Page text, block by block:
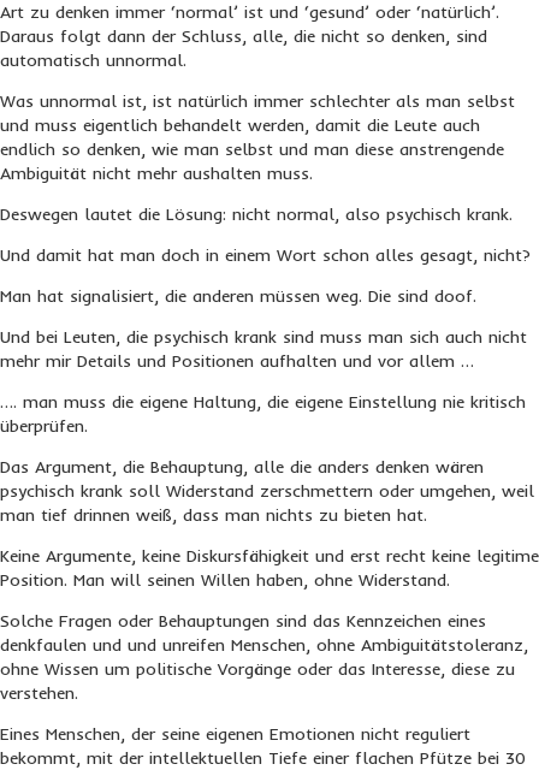
Art zu denken immer ‘normal’ ist und ‘gesund’ oder ‘natürlich’.
Daraus folgt dann der Schluss, alle, die nicht so denken, sind
automatisch unnormal.
Was unnormal ist, ist natürlich immer schlechter als man selbst
und muss eigentlich behandelt werden, damit die Leute auch
endlich so denken, wie man selbst und man diese anstrengende
Ambiguität nicht mehr aushalten muss.
Deswegen lautet die Lösung: nicht normal, also psychisch krank.
Und damit hat man doch in einem Wort schon alles gesagt, nicht?
Man hat signalisiert, die anderen müssen weg. Die sind doof.
Und bei Leuten, die psychisch krank sind muss man sich auch nicht
mehr mir Details und Positionen aufhalten und vor allem …
…. man muss die eigene Haltung, die eigene Einstellung nie kritisch
überprüfen.
Das Argument, die Behauptung, alle die anders denken wären
psychisch krank soll Widerstand zerschmettern oder umgehen, weil
man tief drinnen weiß, dass man nichts zu bieten hat.
Keine Argumente, keine Diskursfähigkeit und erst recht keine legitime
Position. Man will seinen Willen haben, ohne Widerstand.
Solche Fragen oder Behauptungen sind das Kennzeichen eines
denkfaulen und und unreifen Menschen, ohne Ambiguitätstoleranz,
ohne Wissen um politische Vorgänge oder das Interesse, diese zu
verstehen.
Eines Menschen, der seine eigenen Emotionen nicht reguliert
bekommt, mit der intellektuellen Tiefe einer flachen Pfütze bei 30